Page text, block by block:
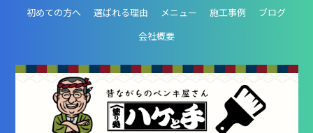
初めての方へ 選ばれる理由 メニュー 施工事例
ブログ
会社概要